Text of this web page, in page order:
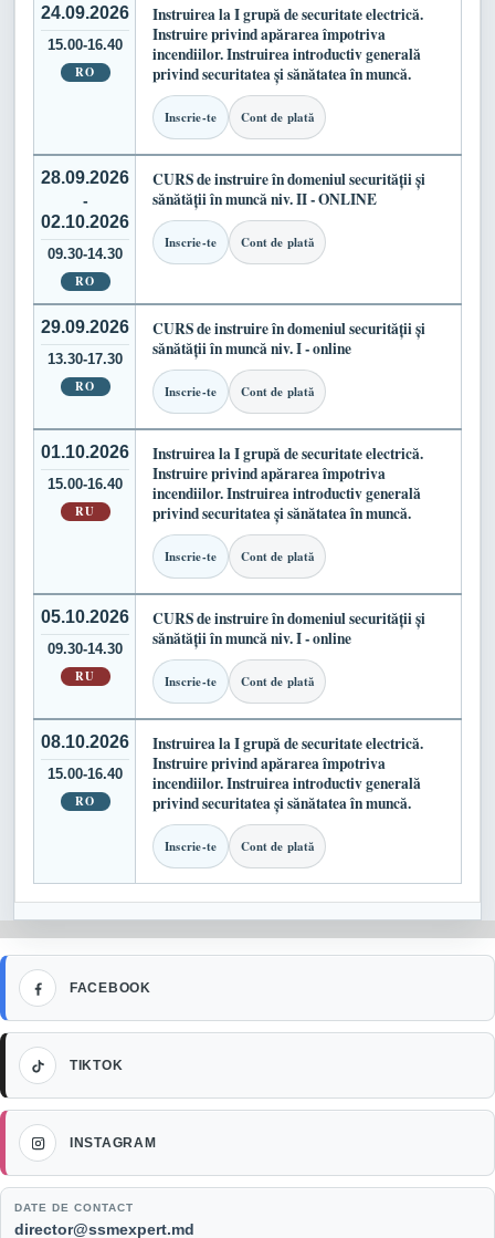
24.09.2026
15.00-16.40
RO
Instruirea la I grupă de securitate electrică.
Instruire privind apărarea împotriva
incendiilor. Instruirea introductiv generală
privind securitatea și sănătatea în muncă.
Inscrie-te Cont de plată
28.09.2026
-
02.10.2026
09.30-14.30
RO
CURS de instruire în domeniul securității și
sănătății în muncă niv. II - ONLINE
Inscrie-te Cont de plată
29.09.2026
13.30-17.30
RO
CURS de instruire în domeniul securității și
sănătății în muncă niv. I - online
Inscrie-te Cont de plată
01.10.2026
15.00-16.40
RU
Instruirea la I grupă de securitate electrică.
Instruire privind apărarea împotriva
incendiilor. Instruirea introductiv generală
privind securitatea și sănătatea în muncă.
Inscrie-te Cont de plată
05.10.2026
09.30-14.30
RU
CURS de instruire în domeniul securității și
sănătății în muncă niv. I - online
Inscrie-te Cont de plată
08.10.2026
15.00-16.40
RO
Instruirea la I grupă de securitate electrică.
Instruire privind apărarea împotriva
incendiilor. Instruirea introductiv generală
privind securitatea și sănătatea în muncă.
Inscrie-te Cont de plată
FACEBOOK
Facebook
DATE DE CONTACT
Email:
director@ssmexpert.md
TIKTOK
TikTok
INSTAGRAM
Instagram